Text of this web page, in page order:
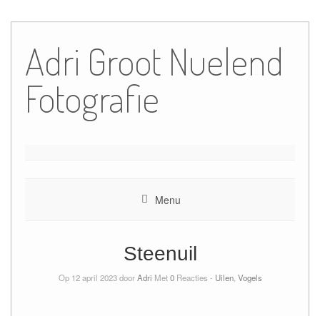
de
inhoud
Adri Groot Nuelend
Fotografie
Menu
Steenuil
Op 12 april 2023 doorAdri Met0Reacties - Uilen, Vogels